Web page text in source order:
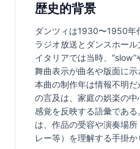
歴史的背景
ダンツィは1930〜1950年
ラジオ放送とダンスホール
イタリアでは当時、
舞曲表示が曲名や版面に示
本曲の制作年は情報不明
の言及は、家庭の娯楽の
感覚を反映する語彙であ
は、作品の受容や演奏場
レー等）を理解する手掛か